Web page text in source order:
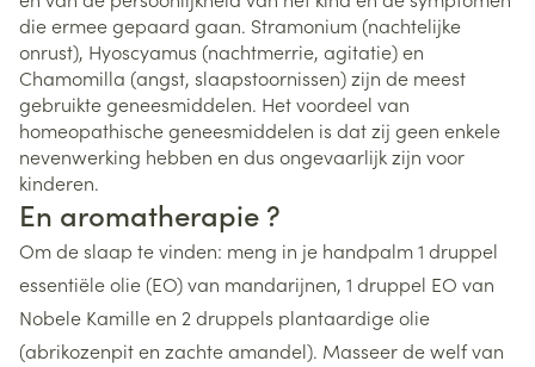
die ermee gepaard gaan. Stramonium (nachtelijke
onrust), Hyoscyamus (nachtmerrie, agitatie) en
Chamomilla (angst, slaapstoornissen) zijn de meest
gebruikte geneesmiddelen. Het voordeel van
homeopathische geneesmiddelen is dat zij geen enkele
nevenwerking hebben en dus ongevaarlijk zijn voor
kinderen.
En aromatherapie ?
Om de slaap te vinden: meng in je handpalm 1 druppel
essentiële olie (EO) van mandarijnen, 1 druppel EO van
Nobele Kamille en 2 druppels plantaardige olie
(abrikozenpit en zachte amandel). Masseer de welf van